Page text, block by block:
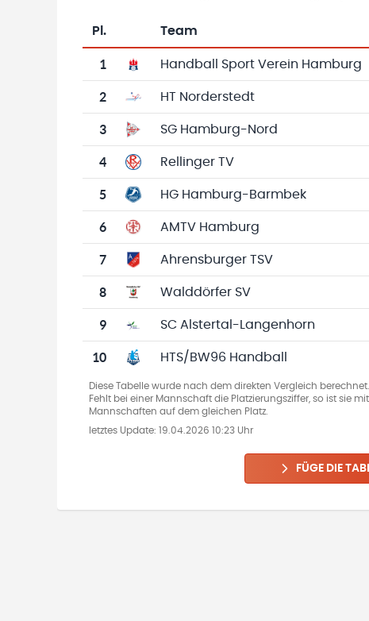
Tabelle mit Vereinsplatzierungen, Spielen,
Pl. Team
1 Handball Sport Verein Hamburg
2 HT Norderstedt
3 SG Hamburg-Nord
4 Rellinger TV
5 HG Hamburg-Barmbek
6 AMTV Hamburg
7 Ahrensburger TSV
8 Walddörfer SV
9 SC Alstertal-Langenhorn
10 HTS/BW96 Handball
Diese Tabelle wurde nach dem direkten Vergleich berechnet.
Fehlt bei einer Mannschaft die Platzierungsziffer, so ist sie
Mannschaften auf dem gleichen Platz.
letztes Update: 19.04.2026 10:23 Uhr
FÜGE DIE